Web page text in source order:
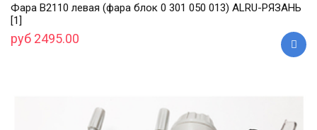
Фара В2110 левая (фара блок 0 301 050 013) ALRU-РЯЗАНЬ
[1]
руб 2495.00